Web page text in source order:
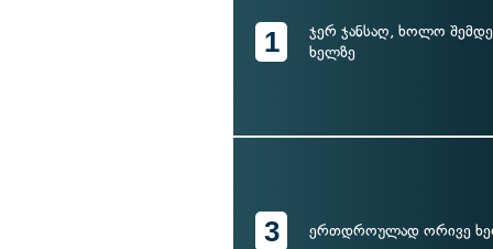
1
ჯერ ჯანსაღ, ხოლო
ხელზე
3 ერთდროულად ორივე